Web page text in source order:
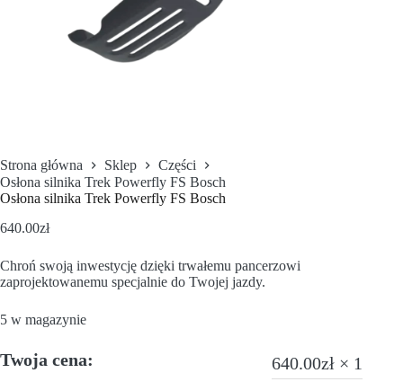
Strona główna Sklep
Części
Osłona silnika Trek Powerfly FS Bosch
Osłona silnika Trek Powerfly FS Bosch
640.00zł
Chroń swoją inwestycję dzięki trwałemu pancerzowi
zaprojektowanemu specjalnie do Twojej jazdy.
5 w magazynie
Twoja cena: 640.00zł × 1